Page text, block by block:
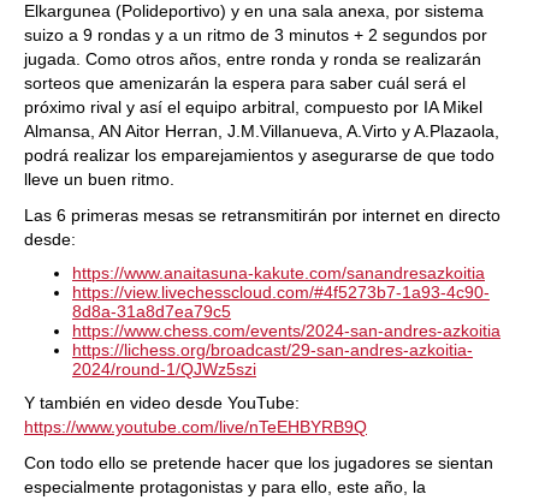
Elkargunea (Polideportivo) y en una sala anexa, por sistema
suizo a 9 rondas y a un ritmo de 3 minutos + 2 segundos por
jugada. Como otros años, entre ronda y ronda se realizarán
sorteos que amenizarán la espera para saber cuál será el
próximo rival y así el equipo arbitral, compuesto por IA Mikel
Almansa, AN Aitor Herran, J.M.Villanueva, A.Virto y A.Plazaola,
podrá realizar los emparejamientos y asegurarse de que todo
lleve un buen ritmo.
Las 6 primeras mesas se retransmitirán por internet en directo
desde:
https://www.anaitasuna-kakute.com/sanandresazkoitia
https://view.livechesscloud.com/#4f5273b7-1a93-4c90-
8d8a-31a8d7ea79c5
https://www.chess.com/events/2024-san-andres-azkoitia
https://lichess.org/broadcast/29-san-andres-azkoitia-
2024/round-1/QJWz5szi
Y también en video desde YouTube:
https://www.youtube.com/live/nTeEHBYRB9Q
Con todo ello se pretende hacer que los jugadores se sientan
especialmente protagonistas y para ello, este año, la